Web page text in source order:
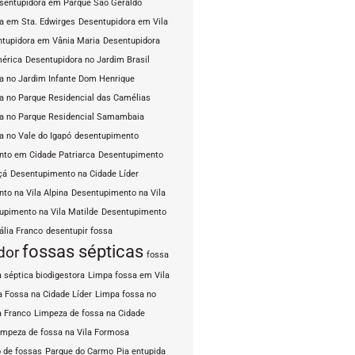
em Parque São Geraldo
em Sta. Edwirges Desentupidora em Vila
em Vânia Maria Desentupidora
Desentupidora no Jardim Brasil
no Jardim Infante Dom Henrique
no Parque Residencial das Camélias
no Parque Residencial Samambaia
no Vale do Igapó desentupimento
em Cidade Patriarca Desentupimento
Desentupimento na Cidade Líder
na Vila Alpina Desentupimento na Vila
na Vila Matilde Desentupimento
Franco desentupir fossa
fossas sépticas fossa
séptica biodigestora Limpa fossa em Vila
Fossa na Cidade Líder Limpa fossa no
Franco Limpeza de fossa na Cidade
de fossa na Vila Formosa
de fossas Parque do Carmo Pia entupida